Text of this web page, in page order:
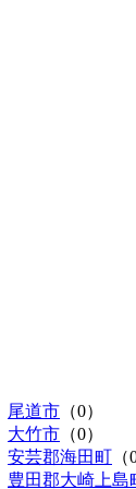
尾道市 （0）
大竹市 （0）
安芸郡海田町 （
豊田郡大崎上島